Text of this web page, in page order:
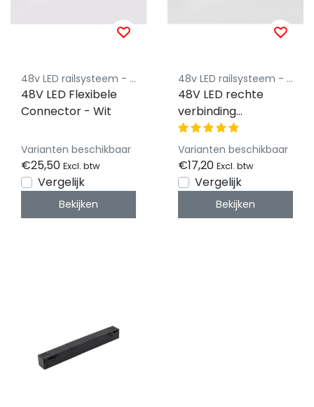
48v LED railsysteem - Powergear
48V LED Flexibele
Connector - Wit
Varianten beschikbaar
€25,50 Excl. btw
Vergelijk
Bekijken
48v LED railsysteem - Powergear
48V LED rechte
verbinding
Connector - Wit
Varianten beschikbaar
€17,20 Excl. btw
Vergelijk
Bekijken